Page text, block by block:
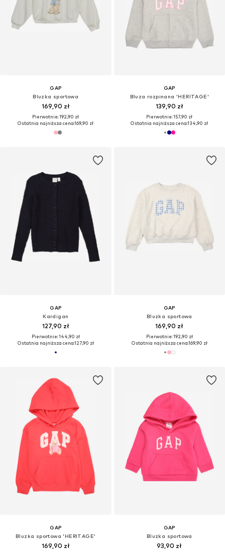
GAP
Bluzka sportowa
169,90 zł
Pierwotnie: 192,90 zł
Ostatnia najniższa cena:169,90 zł
GAP
Bluza rozpinana 'HERITAGE'
139,90 zł
Pierwotnie: 157,90 zł
Ostatnia najniższa cena:134,90 zł
GAP
Kardigan
127,90 zł
Pierwotnie: 144,90 zł
Ostatnia najniższa cena:127,90 zł
GAP
Bluzka sportowa
169,90 zł
Pierwotnie: 192,90 zł
Ostatnia najniższa cena:169,90 zł
GAP
Bluzka sportowa 'HERITAGE'
169,90 zł
GAP
Bluzka sportowa
93,90 zł